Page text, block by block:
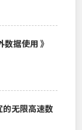
据使用 》
无限高速数